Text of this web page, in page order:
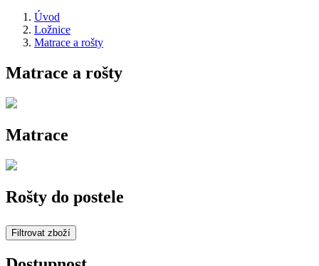
Úvod
Ložnice
Matrace a rošty
Matrace a rošty
Matrace
Rošty do postele
Filtrovat zboží